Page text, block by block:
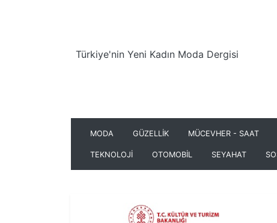
Türkiye'nin Yeni Kadın Moda Dergisi
MODA GÜZELLİK MÜCEVHER - SAAT
TEKNOLOJİ OTOMOBİL SEYAHAT